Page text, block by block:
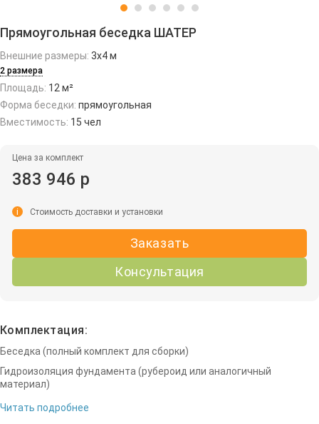
Прямоугольная беседка ШАТЕР
Внешние размеры: 3х4 м
2 размера
Площадь: 12 м²
Форма беседки: прямоугольная
Вместимость: 15 чел
Цена за комплект
383 946 р
Заказать
Консультация
i Стоимость доставки и установки
Комплектация:
Беседка (полный комплект для сборки)
Гидроизоляция фундамента (рубероид или аналогичный
материал)
Читать подробнее